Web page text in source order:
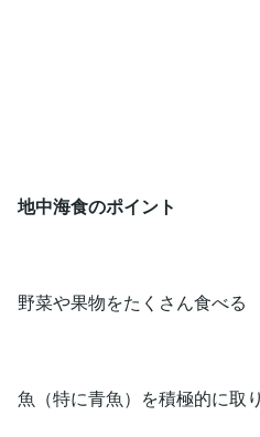
地中海食のポイント
野菜や果物をたくさん食べる
魚（特に青魚）を積極的に取